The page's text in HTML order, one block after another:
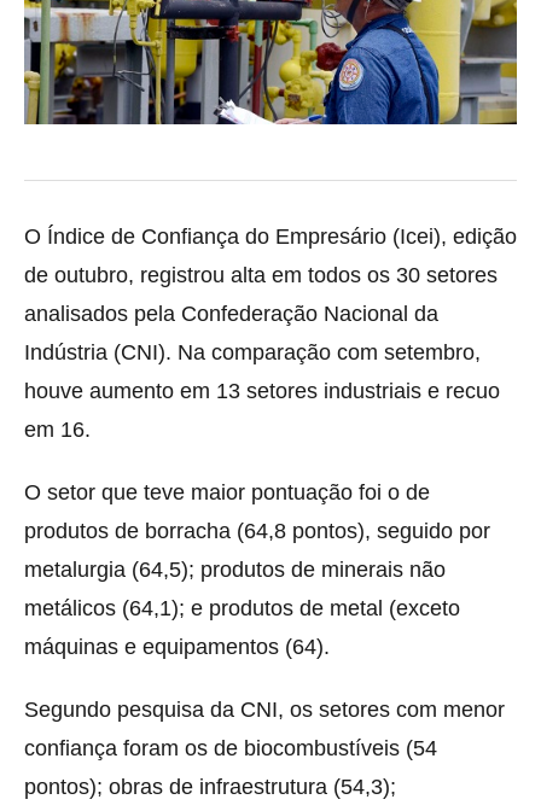
O Índice de Confiança do Empresário (Icei), edição
de outubro, registrou alta em todos os 30 setores
analisados pela Confederação Nacional da
Indústria (CNI). Na comparação com setembro,
houve aumento em 13 setores industriais e recuo
em 16.
O setor que teve maior pontuação foi o de
produtos de borracha (64,8 pontos), seguido por
metalurgia (64,5); produtos de minerais não
metálicos (64,1); e produtos de metal (exceto
máquinas e equipamentos (64).
Segundo pesquisa da CNI, os setores com menor
confiança foram os de biocombustíveis (54
pontos); obras de infraestrutura (54,3);